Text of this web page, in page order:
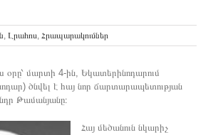
, Լրահոս, Հրապարակումներ
օրը՝ մարտի 4-ին, Եկատերինոդարում
ծնվել է հայ նոր ճարտարապետության
Թամանյանը։
Հայ մեծանուն նկարիչ